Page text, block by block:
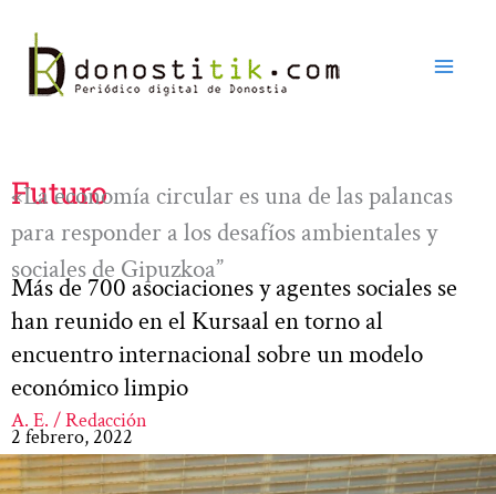
contenido
Futuro
«La economía circular es una de las palancas
para responder a los desafíos ambientales y
sociales de Gipuzkoa”
Más de 700 asociaciones y agentes sociales se
han reunido en el Kursaal en torno al
encuentro internacional sobre un modelo
económico limpio
A. E. / Redacción
2 febrero, 2022